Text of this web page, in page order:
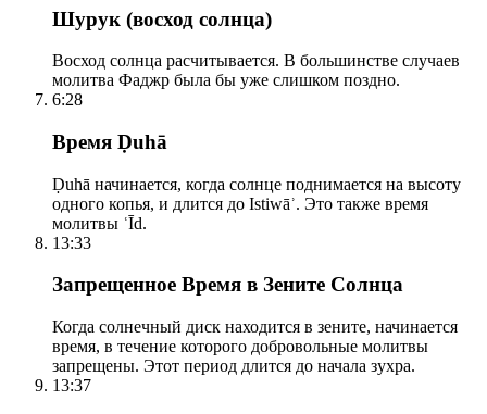
Шурук (восход солнца)
Восход солнца расчитывается. В большинстве случаев
молитва Фаджр была бы уже слишком поздно.
6:28
Время Ḍuhā
Ḍuhā начинается, когда солнце поднимается на высоту
одного копья, и длится до Istiwāʾ. Это также время
молитвы ʿĪd.
13:33
Запрещенное Время в Зените Солнца
Когда солнечный диск находится в зените, начинается
время, в течение которого добровольные молитвы
запрещены. Этот период длится до начала зухра.
13:37